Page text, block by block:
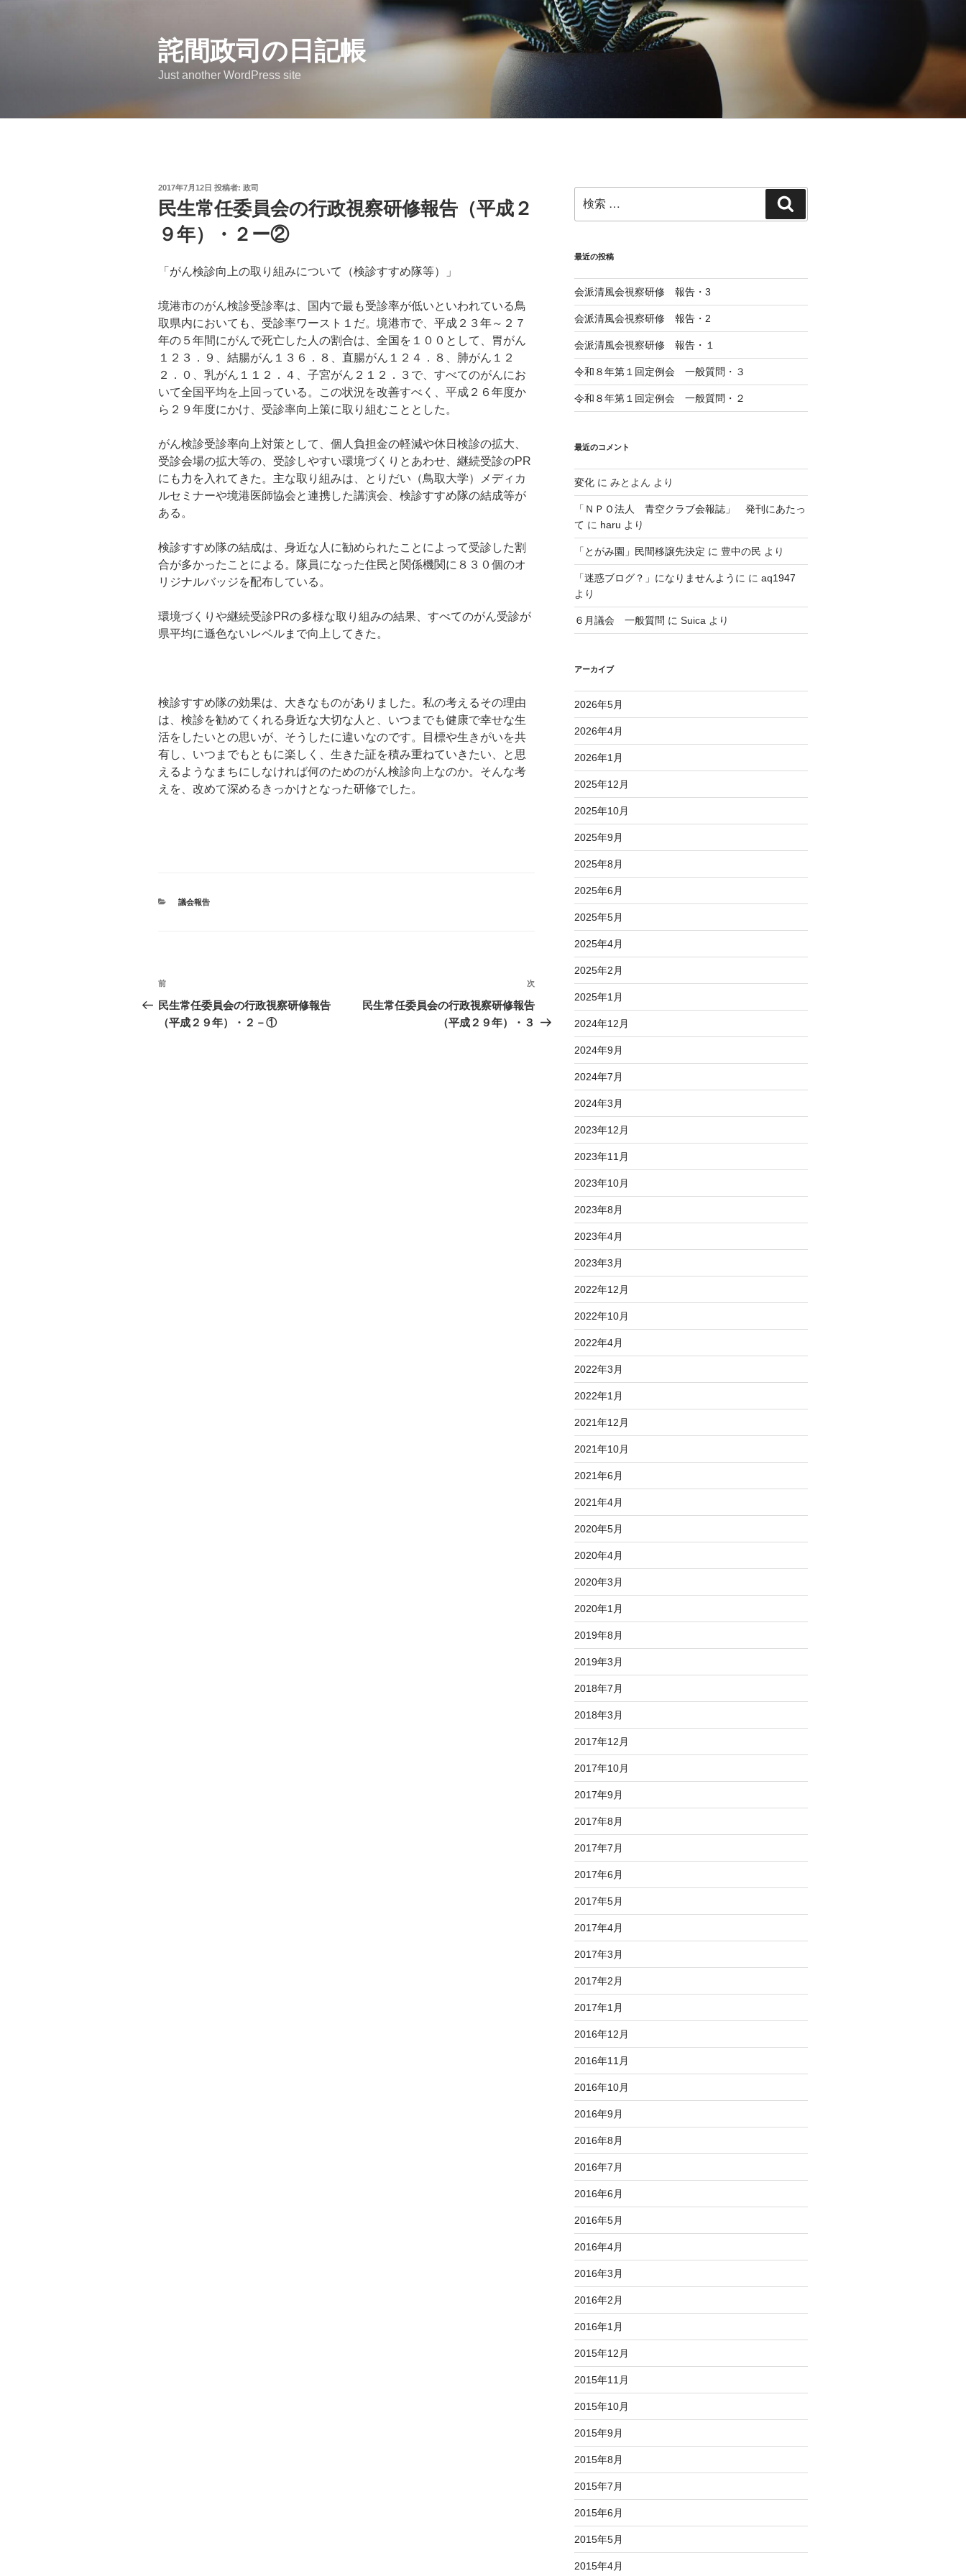
詫間政司の日記帳
Just another WordPress site
投
稿
日:
2017年7月12日 投稿者: 政司
民生常任委員会の行政視察研修報告（平成２
９年）・２ー②
「がん検診向上の取り組みについて（検診すすめ隊等）」
境港市のがん検診受診率は、国内で最も受診率が低いといわれている鳥
取県内においても、受診率ワースト１だ。境港市で、平成２３年～２７
年の５年間にがんで死亡した人の割合は、全国を１００として、胃がん
１２３．９、結腸がん１３６．８、直腸がん１２４．８、肺がん１２
２．０、乳がん１１２．４、子宮がん２１２．３で、すべてのがんにお
いて全国平均を上回っている。この状況を改善すべく、平成２６年度か
ら２９年度にかけ、受診率向上策に取り組むこととした。
がん検診受診率向上対策として、個人負担金の軽減や休日検診の拡大、
受診会場の拡大等の、受診しやすい環境づくりとあわせ、継続受診のPR
にも力を入れてきた。主な取り組みは、とりだい（鳥取大学）メディカ
ルセミナーや境港医師協会と連携した講演会、検診すすめ隊の結成等が
ある。
検診すすめ隊の結成は、身近な人に勧められたことによって受診した割
合が多かったことによる。隊員になった住民と関係機関に８３０個のオ
リジナルバッジを配布している。
環境づくりや継続受診PRの多様な取り組みの結果、すべてのがん受診が
県平均に遜色ないレベルまで向上してきた。
検診すすめ隊の効果は、大きなものがありました。私の考えるその理由
は、検診を勧めてくれる身近な大切な人と、いつまでも健康で幸せな生
活をしたいとの思いが、そうしたに違いなのです。目標や生きがいを共
有し、いつまでもともに楽しく、生きた証を積み重ねていきたい、と思
えるようなまちにしなければ何のためのがん検診向上なのか。そんな考
えを、改めて深めるきっかけとなった研修でした。
カ
議会報告
投
稿
ナ
過
去
の
前
民生常任委員会の行政視察研修報告
（平成２９年）・２－①
投
次
民生常任委員会の行政視察研修報告
（平成２９年）・３
索:
索
最近の投稿
会派清風会視察研修 報告・3
会派清風会視察研修 報告・2
会派清風会視察研修 報告・１
令和８年第１回定例会 一般質問・３
令和８年第１回定例会 一般質問・２
最近のコメント
変化に みとよん より
「ＮＰＯ法人 青空クラブ会報誌」 発刊にあたっ
て に haru より
「とがみ園」民間移譲先決定 に 豊中の民 より
「迷惑ブログ？」になりませんように に aq1947
より
６月議会 一般質問 に Suicaより
アーカイブ
2026年5月
2026年4月
2026年1月
2025年12月
2025年10月
2025年9月
2025年8月
2025年6月
2025年5月
2025年4月
2025年2月
2025年1月
2024年12月
2024年9月
2024年7月
2024年3月
2023年12月
2023年11月
2023年10月
2023年8月
2023年4月
2023年3月
2022年12月
2022年10月
2022年4月
2022年3月
2022年1月
2021年12月
2021年10月
2021年6月
2021年4月
2020年5月
2020年4月
2020年3月
2020年1月
2019年8月
2019年3月
2018年7月
2018年3月
2017年12月
2017年10月
2017年9月
2017年8月
2017年7月
2017年6月
2017年5月
2017年4月
2017年3月
2017年2月
2017年1月
2016年12月
2016年11月
2016年10月
2016年9月
2016年8月
2016年7月
2016年6月
2016年5月
2016年4月
2016年3月
2016年2月
2016年1月
2015年12月
2015年11月
2015年10月
2015年9月
2015年8月
2015年7月
2015年6月
2015年5月
2015年4月